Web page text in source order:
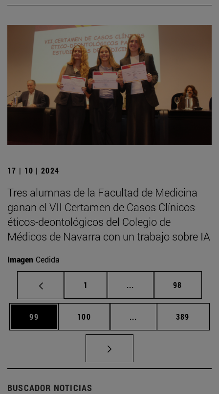
17 | 10 | 2024
Tres alumnas de la Facultad de Medicina
ganan el VII Certamen de Casos Clínicos
éticos-deontológicos del Colegio de
Médicos de Navarra con un trabajo sobre IA
Imagen Cedida
Página
1 ... Páginas intermedias
Página
98
Página
99 Página
100 ... Páginas intermedias
Página
389
BUSCADOR NOTICIAS